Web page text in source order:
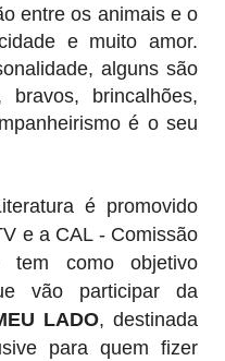
entre os animais e o
e muito amor.
alguns são
bravos, brincalhões,
é o seu
é promovido
e a CAL - Comissão
tem como objetivo
vão participar da
LADO, destinada
para quem fizer